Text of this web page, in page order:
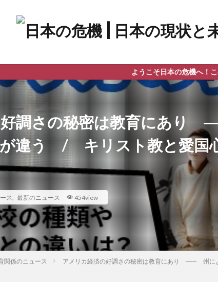
ようこそ日本の危機へ！このブログで
好調さの秘密は教育にあ
が違う / キリスト教と愛国
ス 最新のニュース 454view
関係のニュース アメリカ経済の好調さの秘密は教育にあり ―— 州に